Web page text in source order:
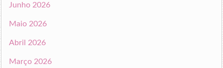
Junho 2026
Maio 2026
Abril 2026
Março 2026